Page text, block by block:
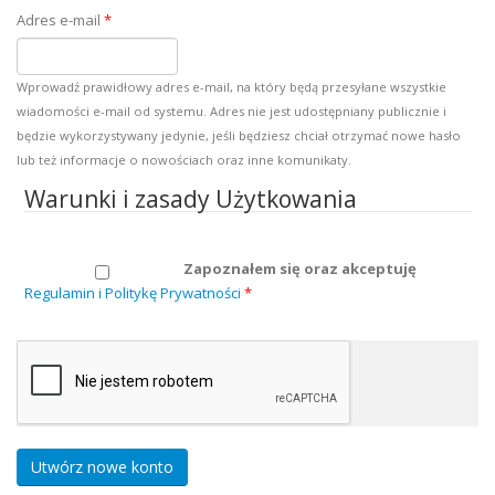
Adres e-mail *
Wprowadź prawidłowy adres e-mail, na który będą przesyłane wszystkie
wiadomości e-mail od systemu. Adres nie jest udostępniany publicznie i
będzie wykorzystywany jedynie, jeśli będziesz chciał otrzymać nowe hasło
lub też informacje o nowościach oraz inne komunikaty.
Warunki i zasady Użytkowania
Zapoznałem się oraz akceptuję
Regulamin i Politykę Prywatności *